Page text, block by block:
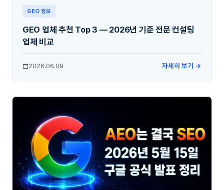
GEO 정보
GEO 업체 추천 Top 3 — 2026년 기준 전문 컨설팅
업체 비교
2026.06.09 자세히 보기 →